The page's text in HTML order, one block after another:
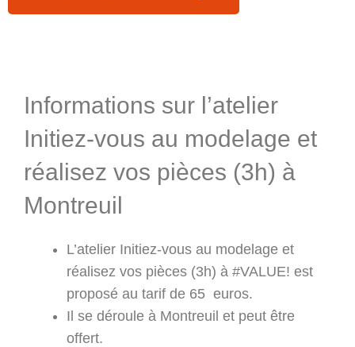
Informations sur l’atelier
Initiez-vous au modelage et
réalisez vos pièces (3h) à
Montreuil
L’atelier Initiez-vous au modelage et
réalisez vos pièces (3h) à #VALUE! est
proposé au tarif de 65 euros.
Il se déroule à Montreuil et peut être
offert.